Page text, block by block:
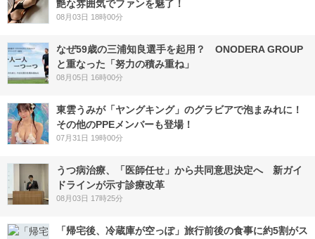
艶な雰囲気でファンを魅了！
08月03日 18時00分
なぜ59歳の三浦知良選手を起用？ ONODERA GROUP
と重なった「努力の積み重ね」
08月05日 16時00分
東雲うみが「ヤングキング」のグラビアで泡まみれに！
その他のPPEメンバーも登場！
07月31日 19時00分
うつ病治療、「医師任せ」から共同意思決定へ 新ガイ
ドラインが示す診療改革
08月03日 17時25分
「帰宅後、冷蔵庫が空っぽ」旅行前後の食事に約5割がス